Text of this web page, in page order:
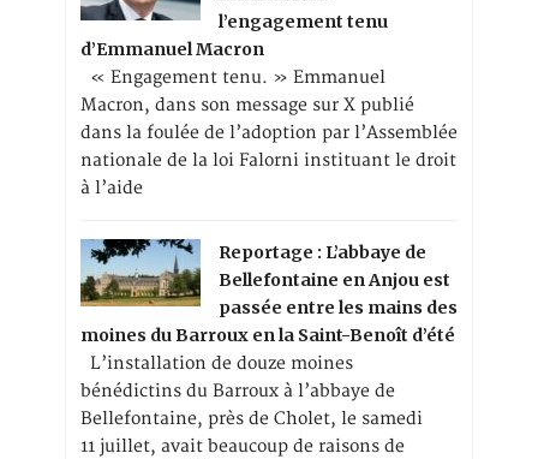
l’engagement tenu
d’Emmanuel Macron
« Engagement tenu. » Emmanuel
Macron, dans son message sur X publié
dans la foulée de l’adoption par l’Assemblée
nationale de la loi Falorni instituant le droit
à l’aide
Reportage : L’abbaye de
Bellefontaine en Anjou est
passée entre les mains des
moines du Barroux en la Saint-Benoît d’été
L’installation de douze moines
bénédictins du Barroux à l’abbaye de
Bellefontaine, près de Cholet, le samedi
11 juillet, avait beaucoup de raisons de